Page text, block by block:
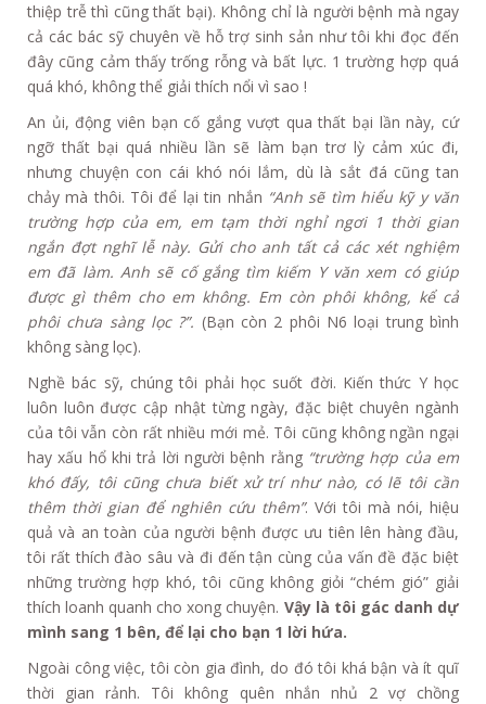
thiệp trễ thì cũng thất bại). Không chỉ là người bệnh mà ngay
cả các bác sỹ chuyên về hỗ trợ sinh sản như tôi khi đọc đến
đây cũng cảm thấy trống rỗng và bất lực. 1 trường hợp quá
quá khó, không thể giải thích nổi vì sao !
An ủi, động viên bạn cố gắng vượt qua thất bại lần này, cứ
ngỡ thất bại quá nhiều lần sẽ làm bạn trơ lỳ cảm xúc đi,
nhưng chuyện con cái khó nói lắm, dù là sắt đá cũng tan
chảy mà thôi. Tôi để lại tin nhắn “Anh sẽ tìm hiểu kỹ y văn
trường hợp của em, em tạm thời nghỉ ngơi 1 thời gian
ngắn đợt nghĩ lễ này. Gửi cho anh tất cả các xét nghiệm
em đã làm. Anh sẽ cố gắng tìm kiếm Y văn xem có giúp
được gì thêm cho em không. Em còn phôi không, kể cả
phôi chưa sàng lọc ?”. (Bạn còn 2 phôi N6 loại trung bình
không sàng lọc).
Nghề bác sỹ, chúng tôi phải học suốt đời. Kiến thức Y học
luôn luôn được cập nhật từng ngày, đặc biệt chuyên ngành
của tôi vẫn còn rất nhiều mới mẻ. Tôi cũng không ngần ngại
hay xấu hổ khi trả lời người bệnh rằng “trường hợp của em
khó đấy, tôi cũng chưa biết xử trí như nào, có lẽ tôi cần
thêm thời gian để nghiên cứu thêm”. Với tôi mà nói, hiệu
quả và an toàn của người bệnh được ưu tiên lên hàng đầu,
tôi rất thích đào sâu và đi đến tận cùng của vấn đề đặc biệt
những trường hợp khó, tôi cũng không giỏi “chém gió” giải
thích loanh quanh cho xong chuyện. Vậy là tôi gác danh dự
mình sang 1 bên, để lại cho bạn 1 lời hứa.
Ngoài công việc, tôi còn gia đình, do đó tôi khá bận và ít quĩ
thời gian rảnh. Tôi không quên nhắn nhủ 2 vợ chồng